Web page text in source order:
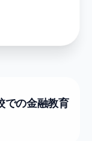
での金融教育